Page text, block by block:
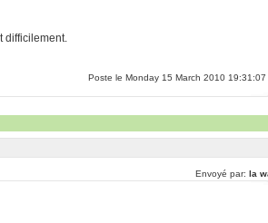
difficilement.
Poste le Monday 15 March 2010 19:31:07
Envoyé par: la